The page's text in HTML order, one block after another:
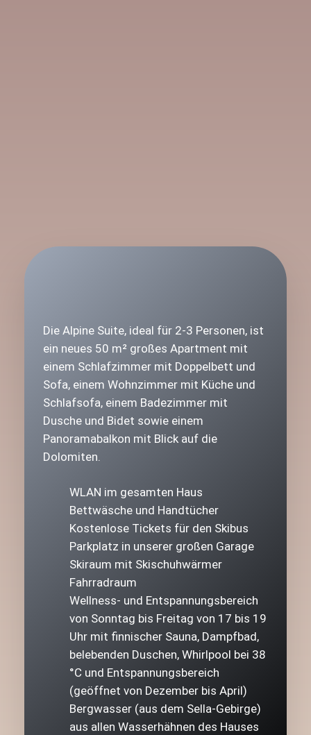
Die Alpine Suite, ideal für 2-3 Personen, ist
ein neues 50 m² großes Apartment mit
einem Schlafzimmer mit Doppelbett und
Sofa, einem Wohnzimmer mit Küche und
Schlafsofa, einem Badezimmer mit
Dusche und Bidet sowie einem
Panoramabalkon mit Blick auf die
Dolomiten.
WLAN im gesamten Haus
Bettwäsche und Handtücher
Kostenlose Tickets für den Skibus
Parkplatz in unserer großen Garage
Skiraum mit Skischuhwärmer
Fahrradraum
Wellness- und Entspannungsbereich
von Sonntag bis Freitag von 17 bis 19
Uhr mit finnischer Sauna, Dampfbad,
belebenden Duschen, Whirlpool bei 38
°C und Entspannungsbereich
(geöffnet von Dezember bis April)
Bergwasser (aus dem Sella-Gebirge)
aus allen Wasserhähnen des Hauses